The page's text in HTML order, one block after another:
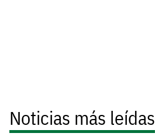
Noticias más leídas